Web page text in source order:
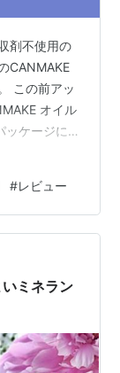
剤不使用の
CANMAKE
この前アッ
オイル
ケージに記
洗顔料・石
れを防ぐ 7
フェノキシエ
リー） お肌
#レビュー
ミネラン